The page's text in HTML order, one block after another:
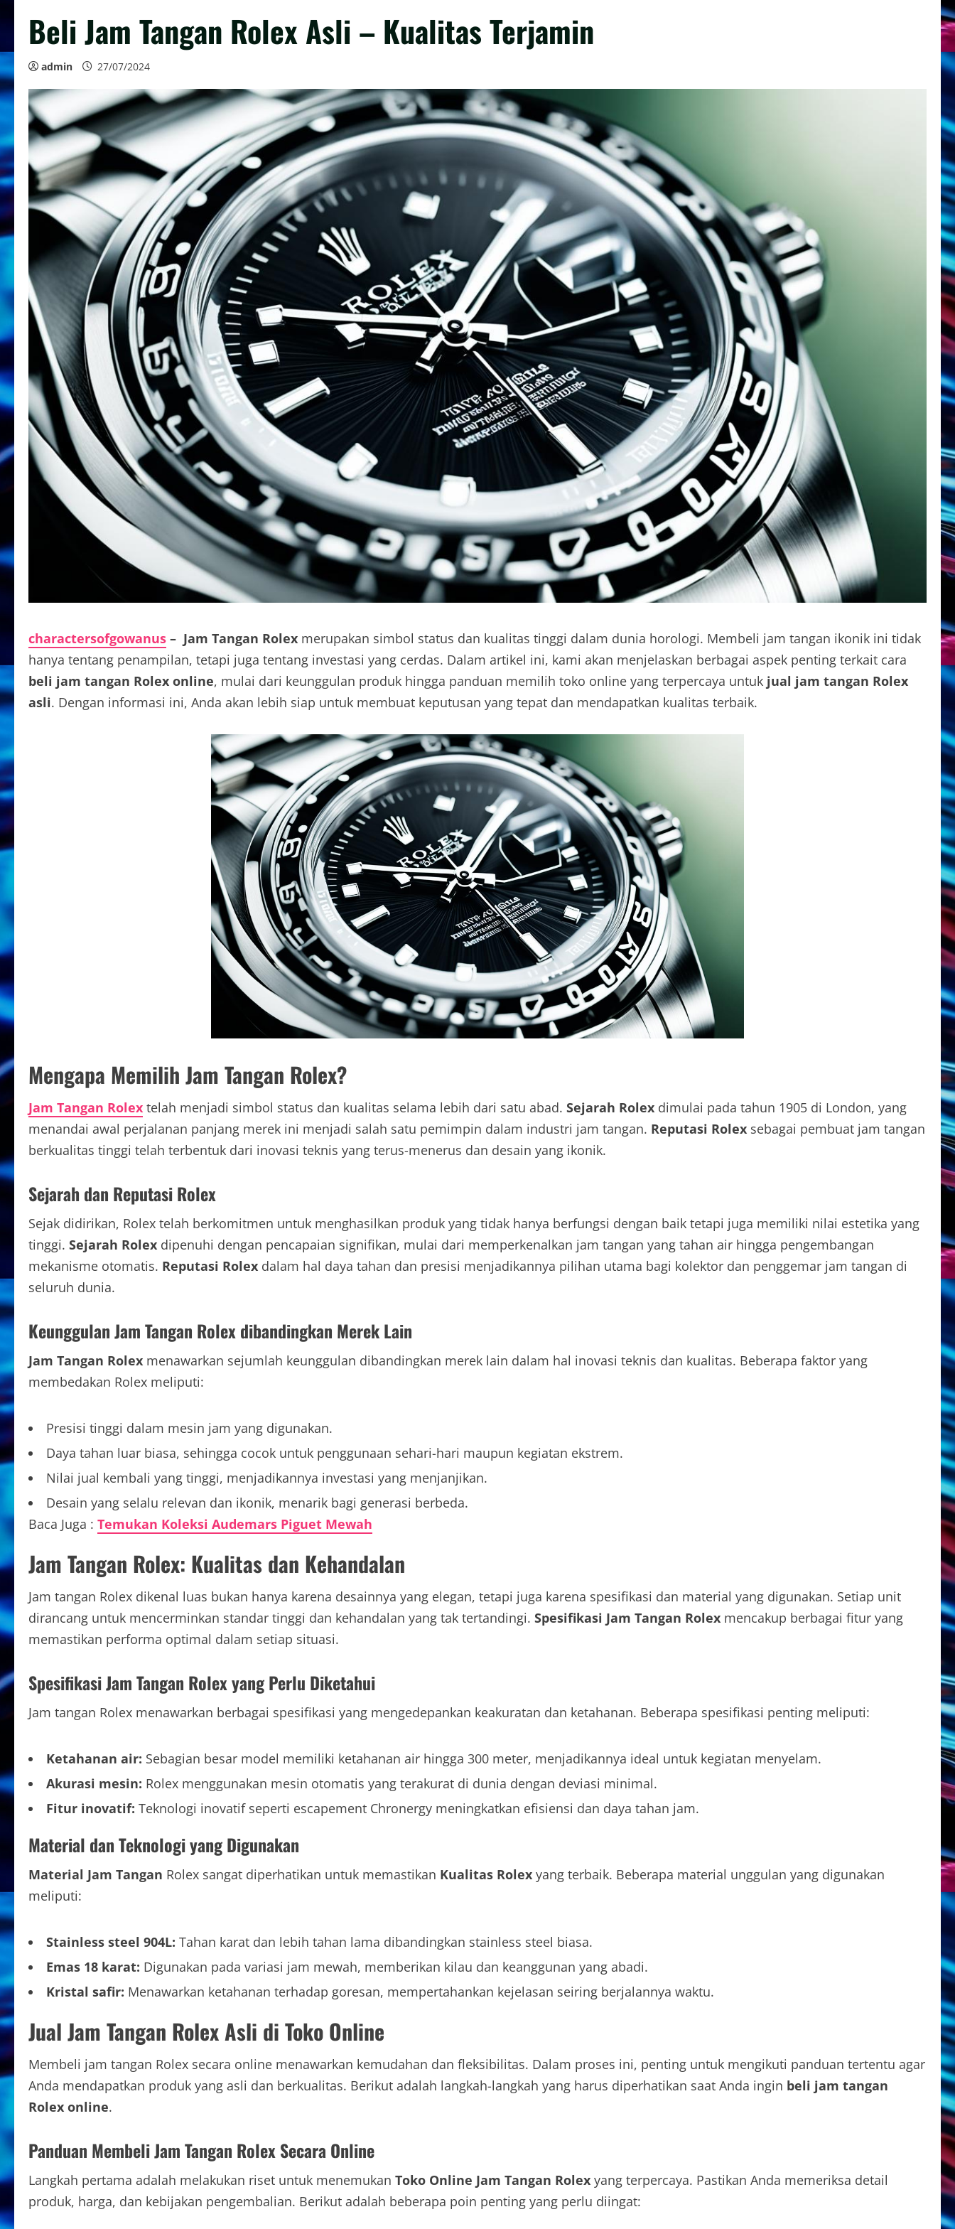
Beli Jam Tangan Rolex Asli – Kualitas Terjamin
admin 27/07/2024
charactersofgowanus – Jam Tangan Rolex merupakan simbol status dan kualitas tinggi dalam dunia horologi. Membeli jam tangan ikonik ini tidak
hanya tentang penampilan, tetapi juga tentang investasi yang cerdas. Dalam artikel ini, kami akan menjelaskan berbagai aspek penting terkait cara
beli jam tangan Rolex online, mulai dari keunggulan produk hingga panduan memilih toko online yang terpercaya untuk jual jam tangan Rolex
asli. Dengan informasi ini, Anda akan lebih siap untuk membuat keputusan yang tepat dan mendapatkan kualitas terbaik.
Mengapa Memilih Jam Tangan Rolex?
Jam Tangan Rolex telah menjadi simbol status dan kualitas selama lebih dari satu abad. Sejarah Rolex dimulai pada tahun 1905 di London, yang
menandai awal perjalanan panjang merek ini menjadi salah satu pemimpin dalam industri jam tangan. Reputasi Rolex sebagai pembuat jam tangan
berkualitas tinggi telah terbentuk dari inovasi teknis yang terus-menerus dan desain yang ikonik.
Sejarah dan Reputasi Rolex
Sejak didirikan, Rolex telah berkomitmen untuk menghasilkan produk yang tidak hanya berfungsi dengan baik tetapi juga memiliki nilai estetika yang
tinggi. Sejarah Rolex dipenuhi dengan pencapaian signifikan, mulai dari memperkenalkan jam tangan yang tahan air hingga pengembangan
mekanisme otomatis. Reputasi Rolex dalam hal daya tahan dan presisi menjadikannya pilihan utama bagi kolektor dan penggemar jam tangan di
seluruh dunia.
Keunggulan Jam Tangan Rolex dibandingkan Merek Lain
Jam Tangan Rolex menawarkan sejumlah keunggulan dibandingkan merek lain dalam hal inovasi teknis dan kualitas. Beberapa faktor yang
membedakan Rolex meliputi:
Presisi tinggi dalam mesin jam yang digunakan.
Daya tahan luar biasa, sehingga cocok untuk penggunaan sehari-hari maupun kegiatan ekstrem.
Nilai jual kembali yang tinggi, menjadikannya investasi yang menjanjikan.
Desain yang selalu relevan dan ikonik, menarik bagi generasi berbeda.
Baca Juga : Temukan Koleksi Audemars Piguet Mewah
Jam Tangan Rolex: Kualitas dan Kehandalan
Jam tangan Rolex dikenal luas bukan hanya karena desainnya yang elegan, tetapi juga karena spesifikasi dan material yang digunakan. Setiap unit
dirancang untuk mencerminkan standar tinggi dan kehandalan yang tak tertandingi. Spesifikasi Jam Tangan Rolex mencakup berbagai fitur yang
memastikan performa optimal dalam setiap situasi.
Spesifikasi Jam Tangan Rolex yang Perlu Diketahui
Jam tangan Rolex menawarkan berbagai spesifikasi yang mengedepankan keakuratan dan ketahanan. Beberapa spesifikasi penting meliputi:
Ketahanan air: Sebagian besar model memiliki ketahanan air hingga 300 meter, menjadikannya ideal untuk kegiatan menyelam.
Akurasi mesin: Rolex menggunakan mesin otomatis yang terakurat di dunia dengan deviasi minimal.
Fitur inovatif: Teknologi inovatif seperti escapement Chronergy meningkatkan efisiensi dan daya tahan jam.
Material dan Teknologi yang Digunakan
Material Jam Tangan Rolex sangat diperhatikan untuk memastikan Kualitas Rolex yang terbaik. Beberapa material unggulan yang digunakan
meliputi:
Stainless steel 904L: Tahan karat dan lebih tahan lama dibandingkan stainless steel biasa.
Emas 18 karat: Digunakan pada variasi jam mewah, memberikan kilau dan keanggunan yang abadi.
Kristal safir: Menawarkan ketahanan terhadap goresan, mempertahankan kejelasan seiring berjalannya waktu.
Jual Jam Tangan Rolex Asli di Toko Online
Membeli jam tangan Rolex secara online menawarkan kemudahan dan fleksibilitas. Dalam proses ini, penting untuk mengikuti panduan tertentu agar
Anda mendapatkan produk yang asli dan berkualitas. Berikut adalah langkah-langkah yang harus diperhatikan saat Anda ingin beli jam tangan
Rolex online.
Panduan Membeli Jam Tangan Rolex Secara Online
Langkah pertama adalah melakukan riset untuk menemukan Toko Online Jam Tangan Rolex yang terpercaya. Pastikan Anda memeriksa detail
produk, harga, dan kebijakan pengembalian. Berikut adalah beberapa poin penting yang perlu diingat: